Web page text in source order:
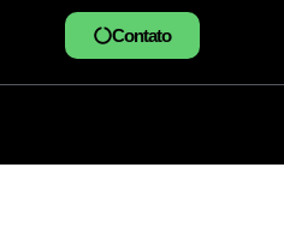
Contato